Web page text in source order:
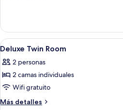
Double
Room
Abrir
todas
las
fotos
de
Deluxe
6
Deluxe Twin Room
2 personas
2 camas individuales
Wifi gratuito
Más detalles
Más